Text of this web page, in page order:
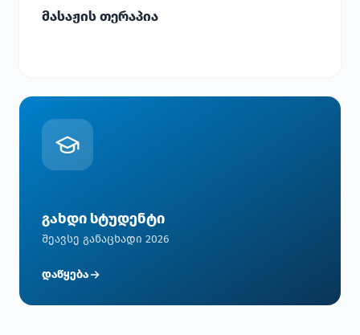
მასაჟის თერაპია
გახდი სტუდენტი
შეავსე განაცხადი 2026
დაწყება